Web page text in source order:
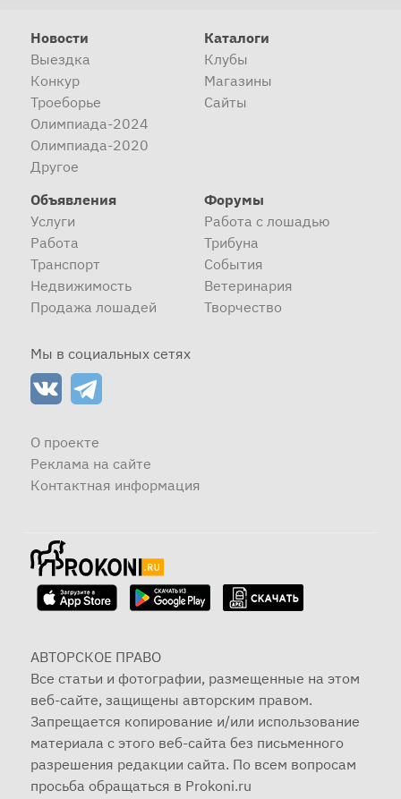
Новости
Выездка
Конкур
Троеборье
Олимпиада-2024
Олимпиада-2020
Другое
Каталоги
Клубы
Магазины
Сайты
Объявления
Услуги
Работа
Транспорт
Недвижимость
Продажа лошадей
Форумы
Работа с лошадью
Трибуна
События
Ветеринария
Творчество
Мы в социальных сетях
О проекте
Реклама на сайте
Контактная информация
АВТОРСКОЕ ПРАВО
Все статьи и фотографии, размещенные на этом
веб-сайте, защищены авторским правом.
Запрещается копирование и/или использование
материала с этого веб-сайта без письменного
разрешения редакции сайта. По всем вопросам
просьба обращаться в Prokoni.ru